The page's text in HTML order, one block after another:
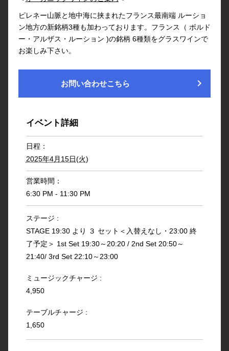
ピレネー山脈と地中海に挟まれたフランス最南端 ルーショ
ン地方の新銘柄3種も加わっております。フランス（ ボルド
ー・アルザス・ルーション )の銘柄 6種類をグラスワインで
お楽しみ下さい。
お問い合わせこちら chevron_right
イベント詳細
日程：
2025年4月15日(火)
営業時間：
6:30 PM - 11:30 PM
ステージ :
STAGE 19:30 より ３ セット＜入替えなし・23:00 終
了予定＞ 1st Set 19:30～20:20 / 2nd Set 20:50～
21:40/ 3rd Set 22:10～23:00
ミュージックチャージ :
4,950
テーブルチャージ :
1,650